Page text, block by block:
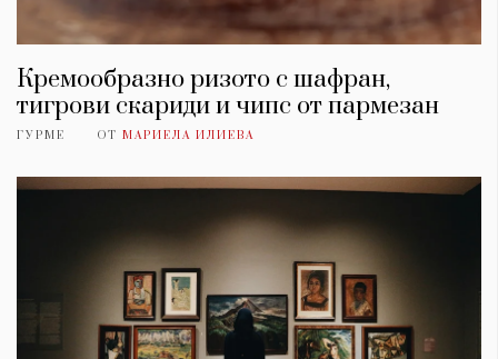
Кремообразно ризото с шафран,
тигрови скариди и чипс от пармезан
ГУРМЕ ОТ МАРИЕЛА ИЛИЕВА